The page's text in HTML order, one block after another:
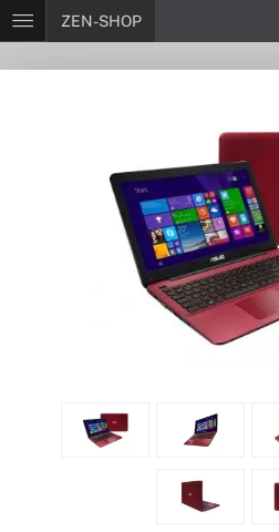
ZEN-SHOP